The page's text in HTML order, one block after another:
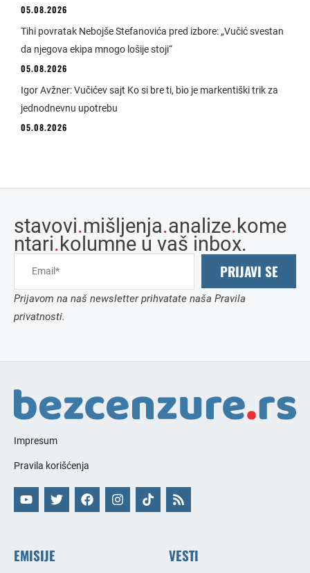
05.08.2026
Tihi povratak Nebojše Stefanovića pred izbore: „Vučić svestan
da njegova ekipa mnogo lošije stoji“
05.08.2026
Igor Avžner: Vučićev sajt Ko si bre ti, bio je markentiški trik za
jednodnevnu upotrebu
05.08.2026
stavovi.mišljenja.analize.kome
ntari.kolumne u vaš inbox.
PRIJAVI SE
Prijavom na naš newsletter prihvatate naša Pravila
privatnosti.
Impresum
Pravila korišćenja
EMISIJE VESTI